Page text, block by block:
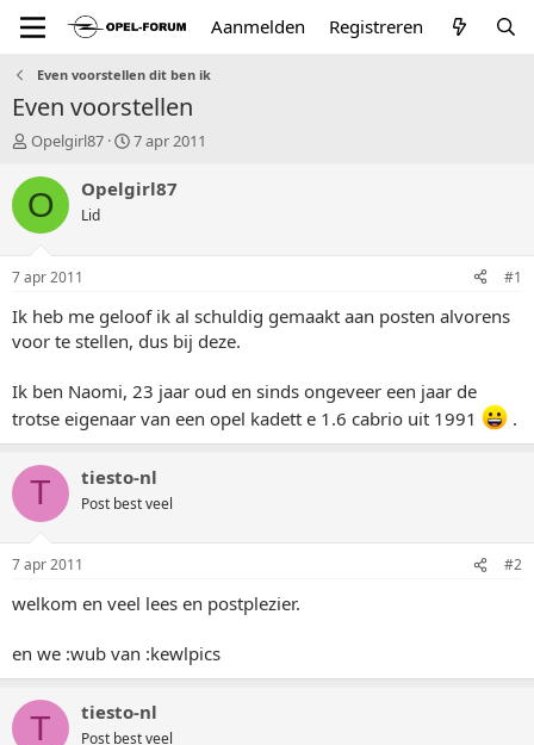
Aanmelden Registreren
Even voorstellen dit ben ik
Even voorstellen
T
p
i
a
r
e
Opelgirl87
S
a
r
u
m
7 apr 2011
O Opelgirl87
Lid
7 apr 2011 #1
Ik heb me geloof ik al schuldig gemaakt aan posten alvorens
voor te stellen, dus bij deze.
Ik ben Naomi, 23 jaar oud en sinds ongeveer een jaar de
trotse eigenaar van een opel kadett e 1.6 cabrio uit 1991
.
T tiesto-nl
Post best veel
7 apr 2011 #2
welkom en veel lees en postplezier.
en we :wub van :kewlpics
T tiesto-nl
Post best veel